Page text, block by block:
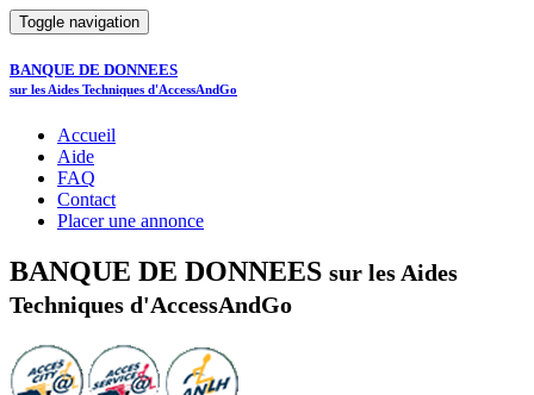
Toggle navigation
BANQUE DE DONNEES
sur les Aides Techniques d'AccessAndGo
Accueil
Aide
FAQ
Contact
Placer une annonce
BANQUE DE DONNEES sur les Aides
Techniques d'AccessAndGo